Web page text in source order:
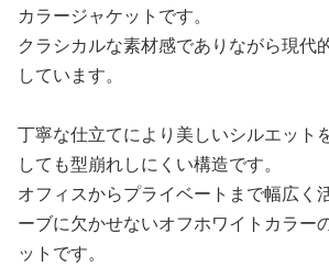
カラージャケットです。
クラシカルな素材感でありながら現代
しています。
丁寧な仕立てにより美しいシルエット
しても型崩れしにくい構造です。
オフィスからプライベートまで幅広く
ーブに欠かせないオフホワイトカラー
ットです。